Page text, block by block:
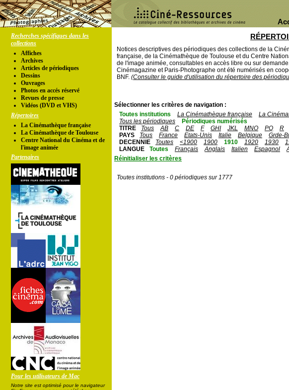
Recherches spécifiques dans les
collections
Affiches
Archives
Articles de périodiques
Dessins
Ouvrages
Photos en accés réservé
Revues de presse
Vidéos (DVD et VHS)
Répertoires
La Cinémathèque française
La Cinémathèque de Toulouse
Centre National du Cinéma et de
l'image animée
Partenaires
Pour les utilisateurs de Mac
Notre site est optimisé pour le navigateur
Notices descriptives des périodiques des collections de la
française, de la Cinémathèque de Toulouse et du Centre
de l'image animée, consultables en accès libre ou sur
Cinémagazine et Paris-Photographe ont été numérisés en
BNF. (Consulter le guide d'utilisation du répertoire des
Sélectionner les critères de navigation :
Toutes institutions
La Cinémathèque française La
Tous les périodiques
Périodiques numérisés
TITRE
Tous AB C DE F GHI JKL MNO PQ R
PAYS
Tous France Etats-Unis Italie Belgique Grde-
DECENNIE
Toutes <1900 1900 1910 1920 1930
LANGUE
Toutes Français Anglais Italien Espagnol
Réinitialiser les critères
Toutes institutions - 0 périodiques sur 1777